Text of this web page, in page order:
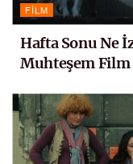
FILM
Hafta Sonu Ne
Muhteşem Film